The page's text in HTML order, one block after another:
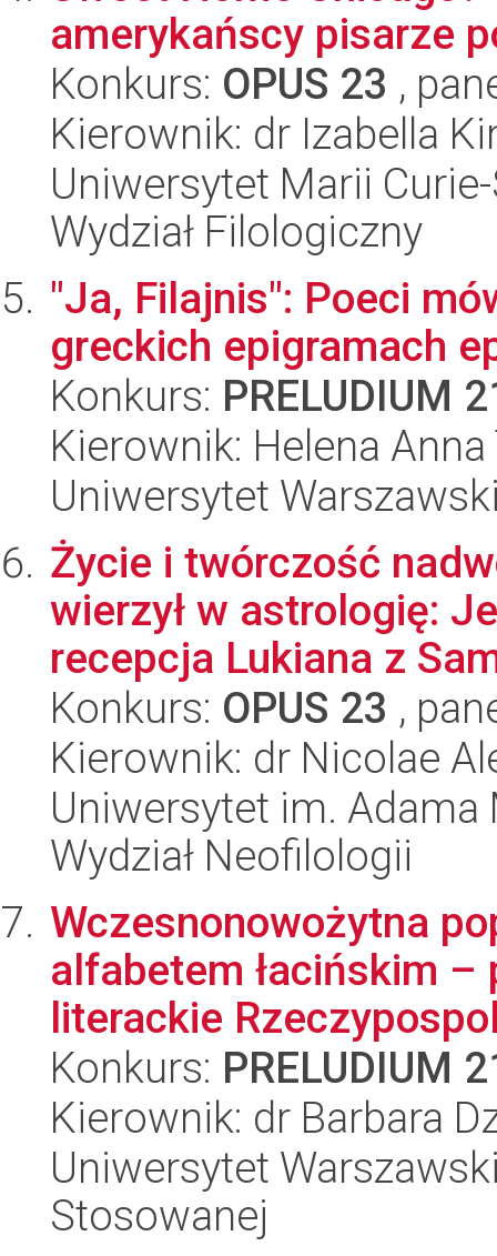
amerykańscy pisarze
Konkurs: OPUS 23 ,
Kierownik: dr Izabella
Uniwersytet Marii
Wydział Filologiczny
"Ja, Filajnis": Poeci
greckich epigramach
Konkurs: PRELUDIUM
Kierownik: Helena
Uniwersytet
Życie i twórczość
wierzył w astrologię:
recepcja Lukiana z
Konkurs: OPUS 23 ,
Kierownik: dr Nicolae
Uniwersytet im.
Wydział Neofilologii
Wczesnonowożytna
alfabetem łacińskim
literackie
Konkurs: PRELUDIUM
Kierownik: dr Barbara
Uniwersytet
Stosowanej